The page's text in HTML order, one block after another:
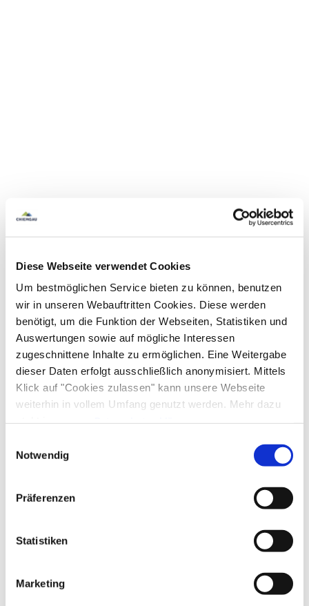
Diese Webseite verwendet Cookies
Um bestmöglichen Service bieten zu können, benutzen
wir in unseren Webauftritten Cookies. Diese werden
benötigt, um die Funktion der Webseiten, Statistiken und
Auswertungen sowie auf mögliche Interessen
zugeschnittene Inhalte zu ermöglichen. Eine Weitergabe
dieser Daten erfolgt ausschließlich anonymisiert. Mittels
Klick auf "Cookies zulassen" kann unsere Webseite
weiterhin in vollem Umfang genutzt werden. Mehr dazu
steht in unserer Datenschutzerklärung.
gelistet.
Notwendig
Präferenzen
Statistiken
Marketing